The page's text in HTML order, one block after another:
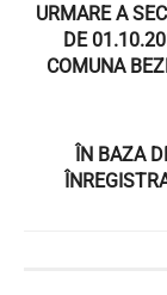
URMARE A
DE
COMUNA
ÎN BAZA